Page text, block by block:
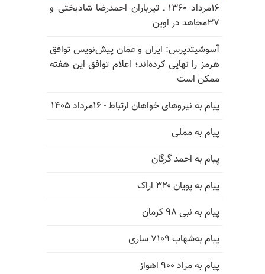
۱۶مرداد ۱۳۶۰ ـ تیرباران احمدرضا شادبختی و
۳۷مجاهد در اوین
آسوشیتدپرس: ایران و عمان پیش‌نویس توافق
هرمز را نهایی کرده‌اند؛ اعلام توافق این هفته
ممکن است
پیام به نیروهای خواهان ارتباط - ۱۶مرداد ۱۴۰۵
پیام به مملی
پیام به احمد گرگان
پیام به پویان ۳۲۰ اراک
پیام به نبی ۹۸ کرمان
پیام به‌شهاب ۷۱۰۹ ساری
پیام به مراد ۹۰۰ اهواز